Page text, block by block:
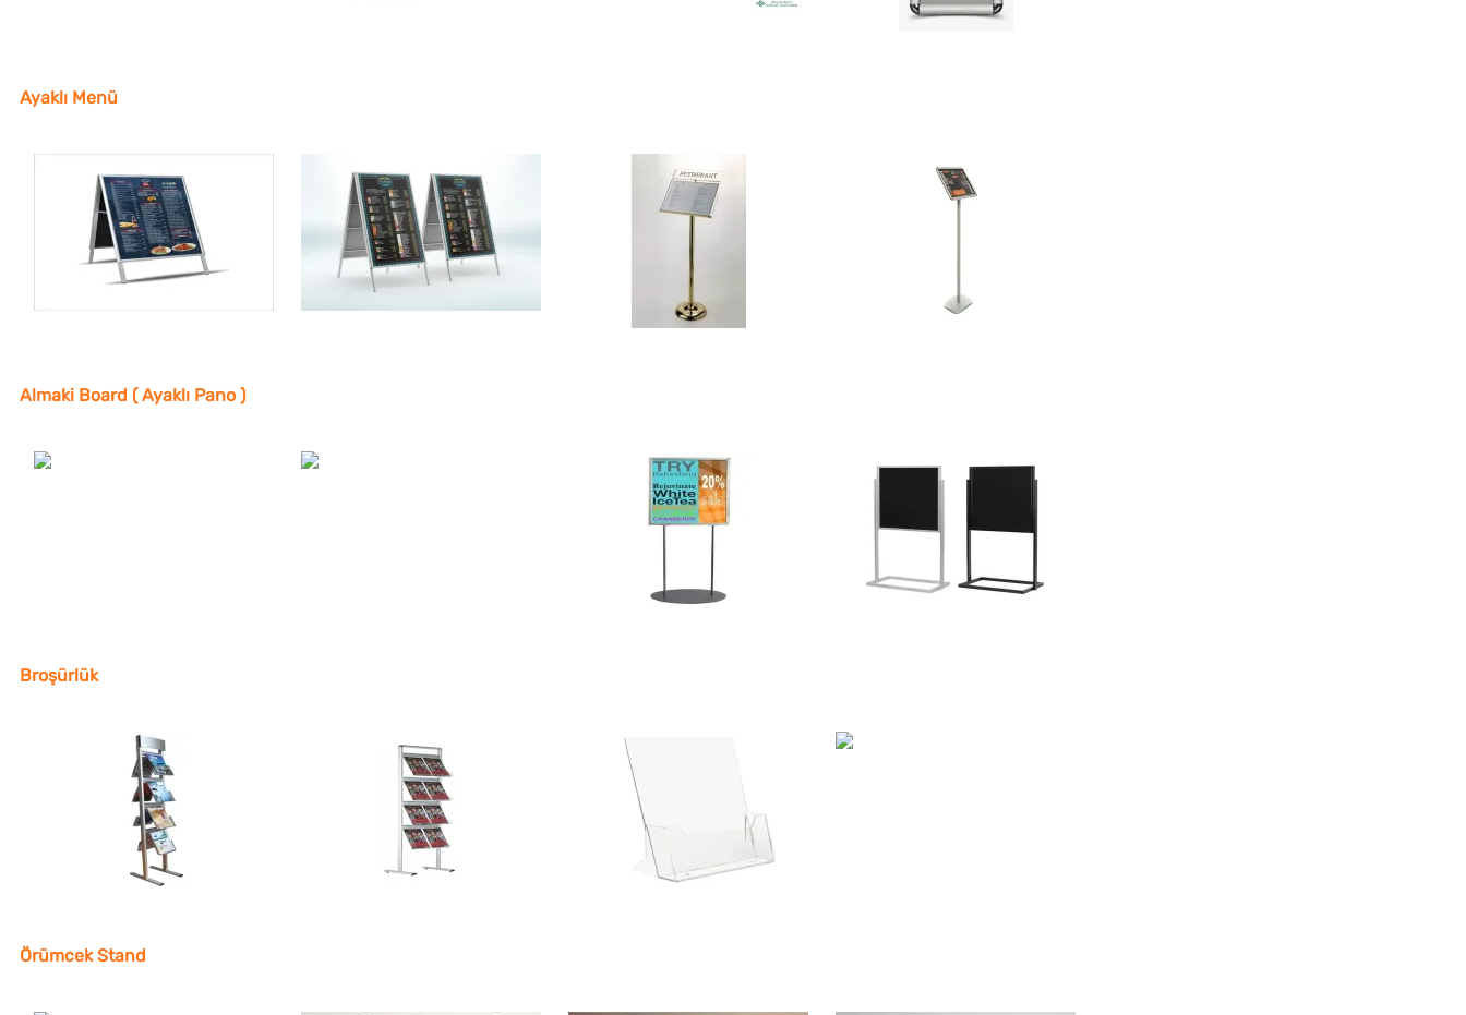
Ayaklı Menü
Almaki Board ( Ayaklı Pano )
Broşürlük
Örümcek Stand